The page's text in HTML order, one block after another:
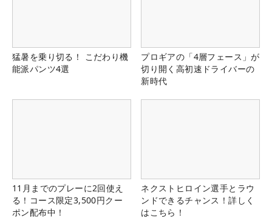
猛暑を乗り切る！ こだわり機
能派パンツ4選
プロギアの「4層フェース」が
切り開く高初速ドライバーの
新時代
11月までのプレーに2回使え
る！コース限定3,500円クー
ポン配布中！
ネクストヒロイン選手とラウ
ンドできるチャンス！詳しく
はこちら！